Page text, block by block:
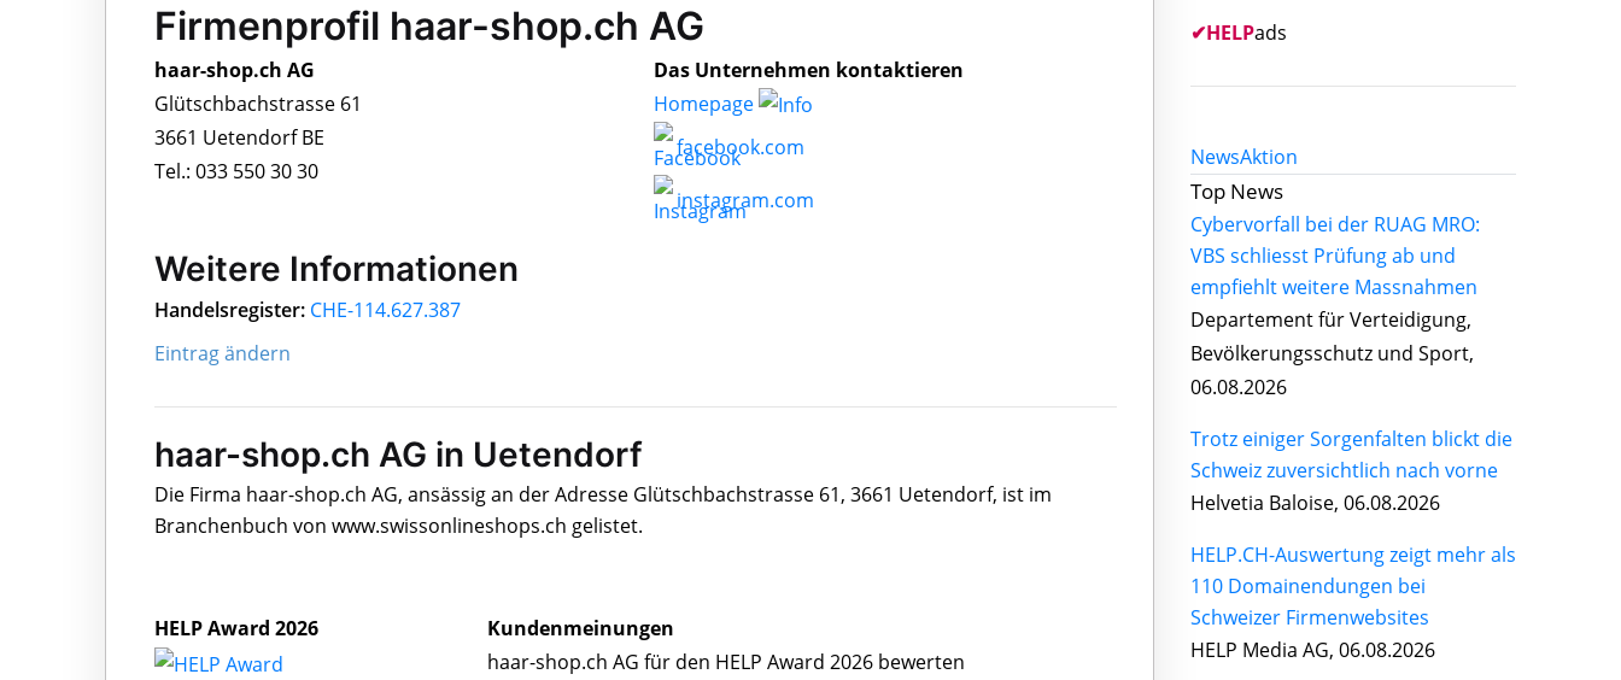
Firmenprofil haar-shop.ch AG
haar-shop.ch AG
Glütschbachstrasse 61
3661 Uetendorf BE
Tel.: 033 550 30 30
Das Unternehmen kontaktieren
Homepage
facebook.com
instagram.com
Weitere Informationen
Handelsregister: CHE-114.627.387
Eintrag ändern
haar-shop.ch AG in Uetendorf
Die Firma haar-shop.ch AG, ansässig an der Adresse Glütschbachstrasse 61, 3661 Uetendorf, ist im
Branchenbuch von www.swissonlineshops.ch gelistet.
HELP Award 2026
Kundenmeinungen
haar-shop.ch AG für den HELP Award 2026 bewerten
✔HELPads
NewsAktion
Top News
Cybervorfall bei der RUAG MRO:
VBS schliesst Prüfung ab und
empfiehlt weitere Massnahmen
Departement für Verteidigung,
Bevölkerungsschutz und Sport,
06.08.2026
Trotz einiger Sorgenfalten blickt die
Schweiz zuversichtlich nach vorne
Helvetia Baloise, 06.08.2026
HELP.CH-Auswertung zeigt mehr als
110 Domainendungen bei
Schweizer Firmenwebsites
HELP Media AG, 06.08.2026